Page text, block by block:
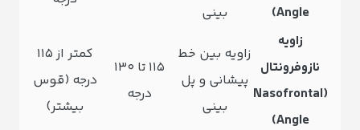
Angle)
بینی
زاویه
نازوفرونتال
(Nasofrontal
Angle)
زاویه بین خط
پیشانی و پل
بینی
۱۱۵ تا ۱۳۰
درجه
کمتر از ۱۱۵
درجه (قوس
بیشتر)